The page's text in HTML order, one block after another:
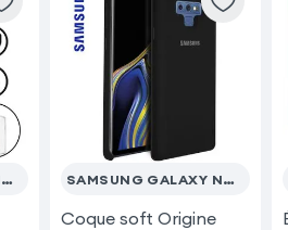
10 Plus
SAMSUNG GALAXY NOTE 9 SAMSUNG GALAXY NOTE 9
Coque soft Origine